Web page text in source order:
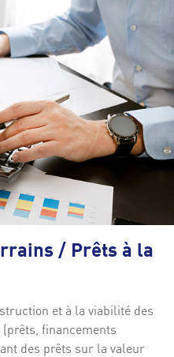
/ Prêts à la
et à la viabilité des
financements
des prêts sur la valeur